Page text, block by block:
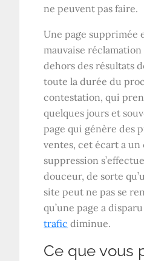
ne peuvent pas faire.
Une page supprimée
mauvaise
dehors des résultats
toute la durée du
contestation, qui
quelques jours et
page qui génère des
ventes, cet écart a
suppression
douceur, de sorte
site peut ne pas se
qu’une page a
trafic diminue.
Ce que vous